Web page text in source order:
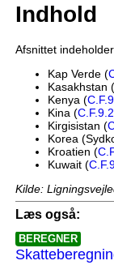
Indhold
Afsnittet
Kap Verde (
Kasakhstan (
Kenya (
Kina (
Kirgisistan (
Korea
Kroatien (
Kuwait (
Kilde:
Læs også:
BEREGNER